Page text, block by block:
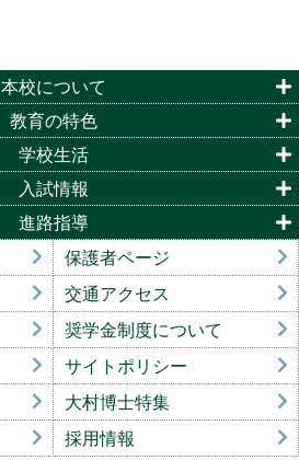
本校について
教育の特色
学校生活
入試情報
進路指導
保護者ページ
交通アクセス
奨学金制度について
サイトポリシー
大村博士特集
採用情報